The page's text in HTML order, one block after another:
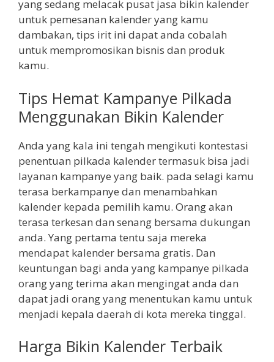
yang sedang melacak pusat jasa bikin kalender
untuk pemesanan kalender yang kamu
dambakan, tips irit ini dapat anda cobalah
untuk mempromosikan bisnis dan produk
kamu.
Tips Hemat Kampanye Pilkada
Menggunakan Bikin Kalender
Anda yang kala ini tengah mengikuti kontestasi
penentuan pilkada kalender termasuk bisa jadi
layanan kampanye yang baik. pada selagi kamu
terasa berkampanye dan menambahkan
kalender kepada pemilih kamu. Orang akan
terasa terkesan dan senang bersama dukungan
anda. Yang pertama tentu saja mereka
mendapat kalender bersama gratis. Dan
keuntungan bagi anda yang kampanye pilkada
orang yang terima akan mengingat anda dan
dapat jadi orang yang menentukan kamu untuk
menjadi kepala daerah di kota mereka tinggal.
Harga Bikin Kalender Terbaik